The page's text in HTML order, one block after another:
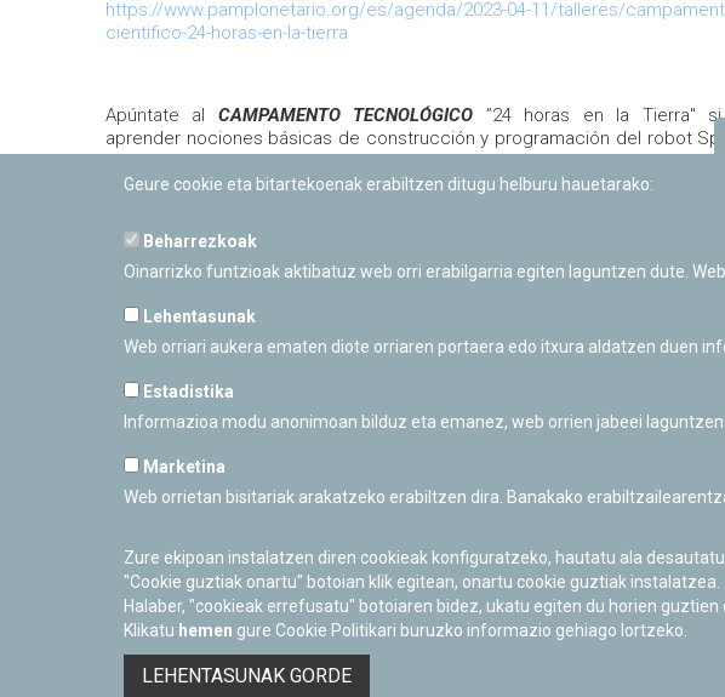
https://www.pamplonetario.org/es/agenda/2023-04-11/talleres/
cientifico-24-horas-en-la-tierra
Apúntate al CAMPAMENTO TECNOLÓGICO ”24 horas en la Tierra"
aprender nociones básicas de construcción y programación del robot
de LEGO, y tienes entre10 y 14 años.
¡No te los pierdas, te esperamos este mes de abril en el Planetario de
31008 Pamplona, Navarra
Cerrado Temporalmente
Iruñeko
Geure cookie eta bitartekoenak erabiltzen ditugu helburu hauetarako:
Beharrezkoak
Oinarrizko funtzioak aktibatuz web orri erabilgarria egiten laguntzen dute.
Lehentasunak
Web orriari aukera ematen diote orriaren portaera edo itxura aldatzen duen
Estadistika
Informazioa modu anonimoan bilduz eta emanez, web orrien jabeei
Marketina
Web orrietan bisitariak arakatzeko erabiltzen dira. Banakako
Zure ekipoan instalatzen diren cookieak konfiguratzeko, hautatu ala
"Cookie guztiak onartu" botoian klik egitean, onartu cookie guztiak instalatzea.
Halaber, "cookieak errefusatu" botoiaren bidez, ukatu egiten du horien guztien
Klikatu hemen gure Cookie Politikari buruzko informazio gehiago lortzeko.
LEHENTASUNAK GORDE